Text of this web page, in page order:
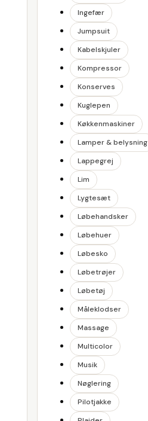
Ingefær
Jumpsuit
Kabelskjuler
Kompressor
Konserves
Kuglepen
Køkkenmaskiner
Lamper & belysning
Lappegrej
Lim
Lygtesæt
Løbehandsker
Løbehuer
Løbesko
Løbetrøjer
Løbetøj
Måleklodser
Massage
Multicolor
Musik
Nøglering
Pilotjakke